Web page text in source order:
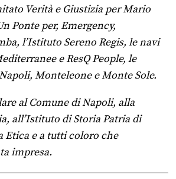
Verità e Giustizia per Mario
Ponte per, Emergency,
l’Istituto Sereno Regis, le navi
e ResQ People, le
Monteleone e Monte Sole.
al Comune di Napoli, alla
all’Istituto di Storia Patria di
Etica e a tutti coloro che
impresa.